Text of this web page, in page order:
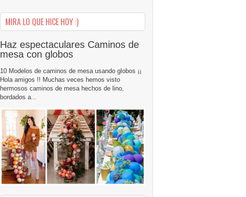
MIRA LO QUE HICE HOY :)
Haz espectaculares Caminos de
mesa con globos
10 Modelos de caminos de mesa usando globos ¡¡
Hola amigos !! Muchas veces hemos visto
hermosos caminos de mesa hechos de lino,
bordados a...